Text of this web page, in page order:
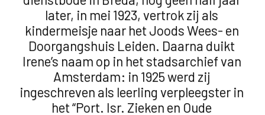
later, in mei 1923, vertrok zij als
kindermeisje naar het Joods Wees- en
Doorgangshuis Leiden. Daarna duikt
Irene’s naam op in het stadsarchief van
Amsterdam: in 1925 werd zij
ingeschreven als leerling verpleegster in
het “Port. Isr. Zieken en Oude